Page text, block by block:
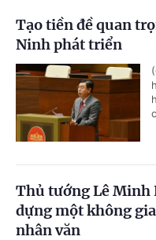
Tạo tiền đề quan
Ninh phát triển
Thủ tướng Lê Minh
dựng một không
nhân văn